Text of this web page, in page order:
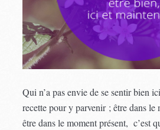
Qui n’a pas envie de se sentir bien
recette pour y parvenir ; être dans
être dans le moment présent, c’est